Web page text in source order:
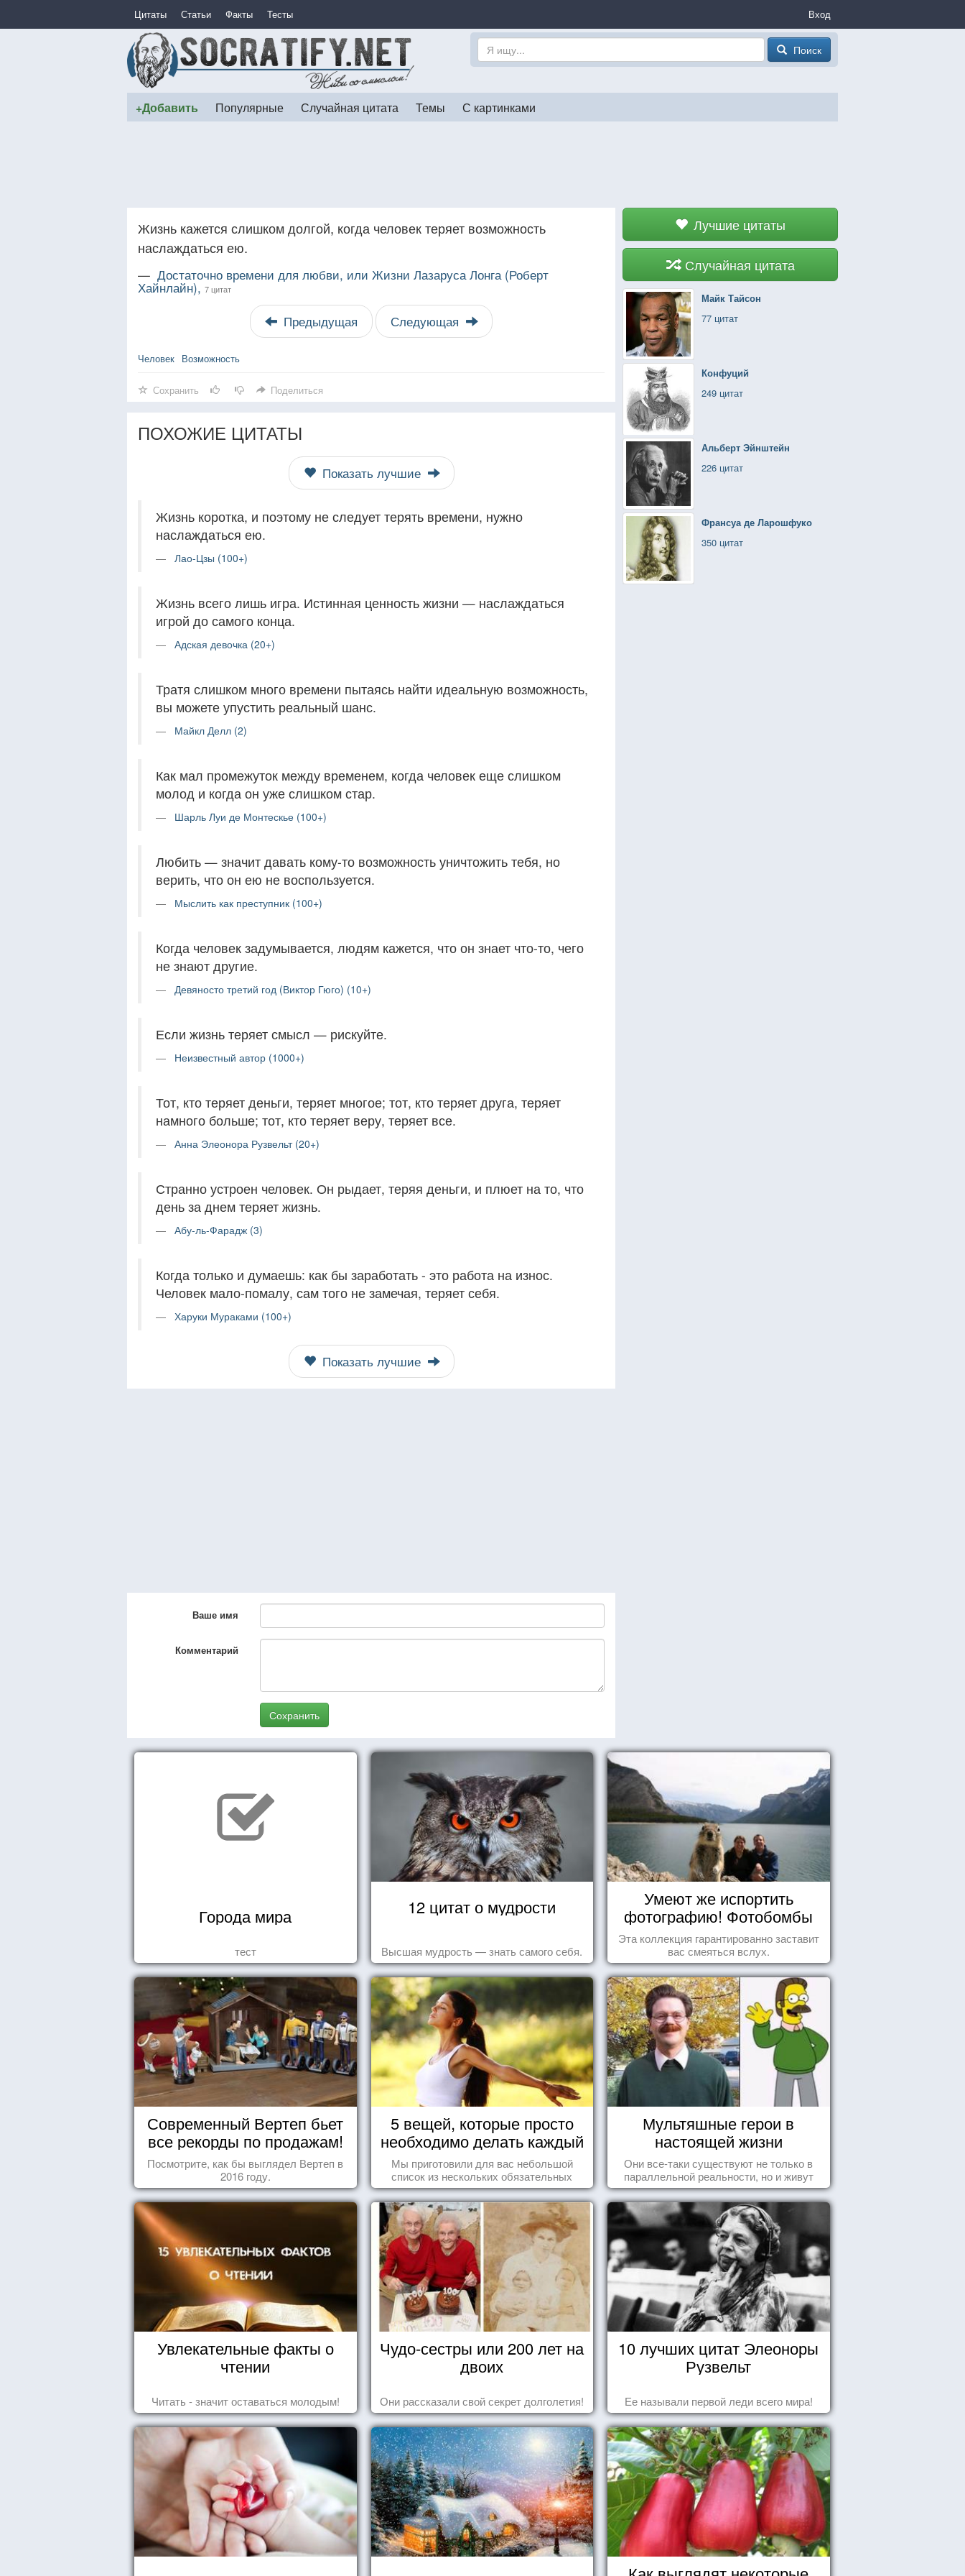
Цитаты Статьи Факты Тесты Вход
Поиск
+Добавить Популярные Случайная цитата Темы С картинками
Лучшие цитаты
Случайная цитата
Майк Тайсон
77 цитат
Конфуций
249 цитат
Альберт Эйнштейн
226 цитат
Франсуа де Ларошфуко
350 цитат
Жизнь кажется слишком долгой, когда человек теряет возможность
наслаждаться ею.
— Достаточно времени для любви, или Жизни Лазаруса Лонга (Роберт
Хайнлайн), 7 цитат
Предыдущая Следующая
Человек Возможность
Сохранить Поделиться
ПОХОЖИЕ ЦИТАТЫ
Показать лучшие
Жизнь коротка, и поэтому не следует терять времени, нужно
наслаждаться ею.
Лао-Цзы (100+)
Жизнь всего лишь игра. Истинная ценность жизни — наслаждаться
игрой до самого конца.
Адская девочка (20+)
Тратя слишком много времени пытаясь найти идеальную возможность,
вы можете упустить реальный шанс.
Майкл Делл (2)
Как мал промежуток между временем, когда человек еще слишком
молод и когда он уже слишком стар.
Шарль Луи де Монтескье (100+)
Любить — значит давать кому-то возможность уничтожить тебя, но
верить, что он ею не воспользуется.
Мыслить как преступник (100+)
Когда человек задумывается, людям кажется, что он знает что-то, чего
не знают другие.
Девяносто третий год (Виктор Гюго) (10+)
Если жизнь теряет смысл — рискуйте.
Неизвестный автор (1000+)
Тот, кто теряет деньги, теряет многое; тот, кто теряет друга, теряет
намного больше; тот, кто теряет веру, теряет все.
Анна Элеонора Рузвельт (20+)
Странно устроен человек. Он рыдает, теряя деньги, и плюет на то, что
день за днем теряет жизнь.
Абу-ль-Фарадж (3)
Когда только и думаешь: как бы заработать - это работа на износ.
Человек мало-помалу, сам того не замечая, теряет себя.
Харуки Мураками (100+)
Показать лучшие
Ваше имя
Комментарий
Сохранить
Города мира
тест
12 цитат о мудрости
Высшая мудрость — знать самого себя.
Умеют же испортить
фотографию! Фотобомбы
животных
Эта коллекция гарантированно заставит
вас смеяться вслух.
Современный Вертеп бьет
все рекорды по продажам!
Посмотрите, как бы выглядел Вертеп в
2016 году.
5 вещей, которые просто
необходимо делать каждый
день
Мы приготовили для вас небольшой
список из нескольких обязательных
вещей, которые должны стать частью
вашего дня.
Мультяшные герои в
настоящей жизни
Они все-таки существуют не только в
параллельной реальности, но и живут
среди нас с вами.
Увлекательные факты о
чтении
Читать - значит оставаться молодым!
Чудо-сестры или 200 лет на
двоих
Они рассказали свой секрет долголетия!
10 лучших цитат Элеоноры
Рузвельт
Ее называли первой леди всего мира!